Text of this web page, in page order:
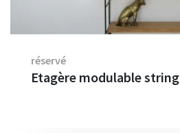
réservé
Etagère modulable string